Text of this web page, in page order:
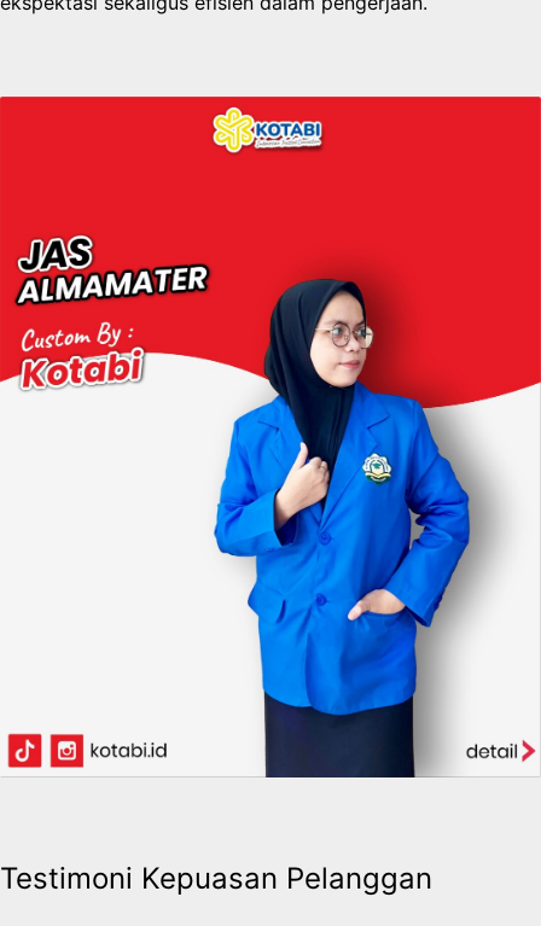
Testimoni Kepuasan Pelanggan